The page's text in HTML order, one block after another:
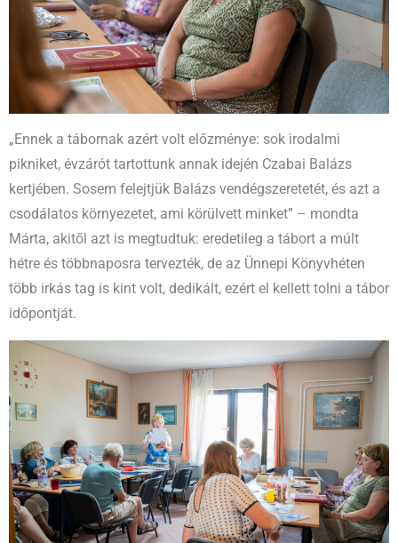
„Ennek a tábornak azért volt előzménye: sok irodalmi
pikniket, évzárót tartottunk annak idején Czabai Balázs
kertjében. Sosem felejtjük Balázs vendégszeretetét, és azt a
csodálatos környezetet, ami körülvett minket” – mondta
Márta, akitől azt is megtudtuk: eredetileg a tábort a múlt
hétre és többnaposra tervezték, de az Ünnepi Könyvhéten
több irkás tag is kint volt, dedikált, ezért el kellett tolni a tábor
időpontját.